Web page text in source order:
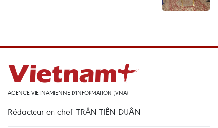
AGENCE VIETNAMIENNE D'INFORMATION (VNA)
Rédacteur en chef: TRÂN TIÊN DUÂN